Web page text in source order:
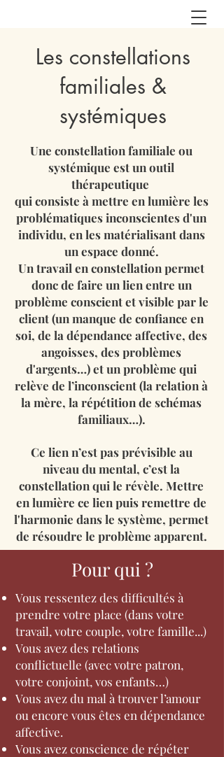
Les constellations
familiales &
systémiques
Une constellation familiale ou
systémique est un outil
thérapeutique
qui consiste à mettre en lumière les
problématiques inconscientes d'un
individu, en les matérialisant dans
un espace donné.
Un travail en constellation permet
donc de faire un lien entre un
problème conscient et visible par le
client (un manque de confiance en
soi, de la dépendance affective, des
angoisses, des problèmes
d'argents…) et un problème qui
relève de l’inconscient (la relation à
la mère, la répétition de schémas
familiaux…).
Ce lien n’est pas prévisible au
niveau du mental, c’est la
constellation qui le révèle. Mettre
en lumière ce lien puis remettre de
l'harmonie dans le système, permet
de résoudre le problème apparent.
Pour qui ?
Vous ressentez des difficultés à
prendre votre place (dans votre
travail, votre couple, votre famille...)
Vous avez des relations
conflictuelle (avec votre patron,
votre conjoint, vos enfants…)
Vous avez du mal à trouver l’amour
ou encore vous êtes en dépendance
affective.
Vous avez conscience de répéter